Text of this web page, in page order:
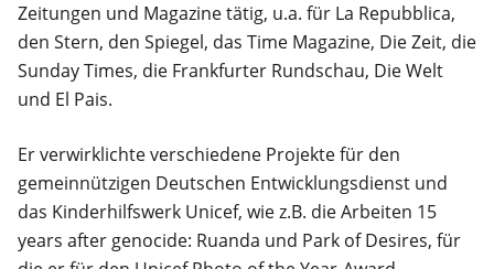
Zeitungen und Magazine tätig, u.a. für La Repubblica,
den Stern, den Spiegel, das Time Magazine, Die Zeit, die
Sunday Times, die Frankfurter Rundschau, Die Welt
und El Pais.
Er verwirklichte verschiedene Projekte für den
gemeinnützigen Deutschen Entwicklungsdienst und
das Kinderhilfswerk Unicef, wie z.B. die Arbeiten 15
years after genocide: Ruanda und Park of Desires, für